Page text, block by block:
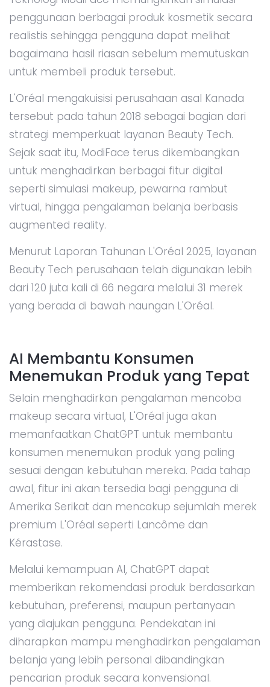
penggunaan berbagai produk kosmetik secara
realistis sehingga pengguna dapat melihat
bagaimana hasil riasan sebelum memutuskan
untuk membeli produk tersebut.
L'Oréal mengakuisisi perusahaan asal Kanada
tersebut pada tahun 2018 sebagai bagian dari
strategi memperkuat layanan Beauty Tech.
Sejak saat itu, ModiFace terus dikembangkan
untuk menghadirkan berbagai fitur digital
seperti simulasi makeup, pewarna rambut
virtual, hingga pengalaman belanja berbasis
augmented reality.
Menurut Laporan Tahunan L'Oréal 2025, layanan
Beauty Tech perusahaan telah digunakan lebih
dari 120 juta kali di 66 negara melalui 31 merek
yang berada di bawah naungan L'Oréal.
AI Membantu Konsumen
Menemukan Produk yang Tepat
Selain menghadirkan pengalaman mencoba
makeup secara virtual, L'Oréal juga akan
memanfaatkan ChatGPT untuk membantu
konsumen menemukan produk yang paling
sesuai dengan kebutuhan mereka. Pada tahap
awal, fitur ini akan tersedia bagi pengguna di
Amerika Serikat dan mencakup sejumlah merek
premium L'Oréal seperti Lancôme dan
Kérastase.
Melalui kemampuan AI, ChatGPT dapat
memberikan rekomendasi produk berdasarkan
kebutuhan, preferensi, maupun pertanyaan
yang diajukan pengguna. Pendekatan ini
diharapkan mampu menghadirkan pengalaman
belanja yang lebih personal dibandingkan
pencarian produk secara konvensional.